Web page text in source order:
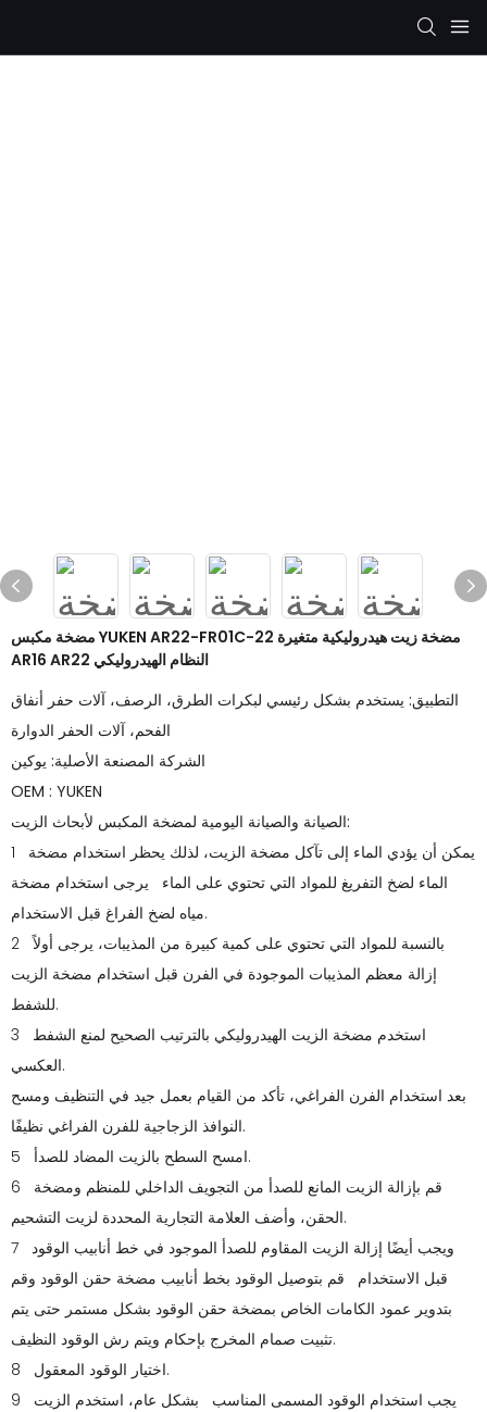
مضخة مكبس YUKEN AR22-FR01C-22 مضخة زيت هيدروليكية متغيرة
AR16 AR22 النظام الهيدروليكي
التطبيق: يستخدم بشكل رئيسي لبكرات الطرق، الرصف، آلات حفر أنفاق
الفحم، آلات الحفر الدوارة
الشركة المصنعة الأصلية: يوكين
OEM : YUKEN
الصيانة والصيانة اليومية لمضخة المكبس لأبحاث الزيت:
1 يمكن أن يؤدي الماء إلى تآكل مضخة الزيت، لذلك يحظر استخدام مضخة
الماء لضخ التفريغ للمواد التي تحتوي على الماء يرجى استخدام مضخة
مياه لضخ الفراغ قبل الاستخدام.
2 بالنسبة للمواد التي تحتوي على كمية كبيرة من المذيبات، يرجى أولاً
إزالة معظم المذيبات الموجودة في الفرن قبل استخدام مضخة الزيت
للشفط.
3 استخدم مضخة الزيت الهيدروليكي بالترتيب الصحيح لمنع الشفط
العكسي.
بعد استخدام الفرن الفراغي، تأكد من القيام بعمل جيد في التنظيف ومسح
النوافذ الزجاجية للفرن الفراغي نظيفًا.
5 امسح السطح بالزيت المضاد للصدأ.
6 قم بإزالة الزيت المانع للصدأ من التجويف الداخلي للمنظم ومضخة
الحقن، وأضف العلامة التجارية المحددة لزيت التشحيم.
7 ويجب أيضًا إزالة الزيت المقاوم للصدأ الموجود في خط أنابيب الوقود
قبل الاستخدام قم بتوصيل الوقود بخط أنابيب مضخة حقن الوقود وقم
بتدوير عمود الكامات الخاص بمضخة حقن الوقود بشكل مستمر حتى يتم
تثبيت صمام المخرج بإحكام ويتم رش الوقود النظيف.
8 اختيار الوقود المعقول.
9 يجب استخدام الوقود المسمى المناسب بشكل عام، استخدم الزيت